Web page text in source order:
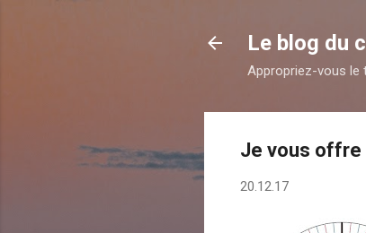
Le blog du
Appropriez-vous le
Je vous offre
20.12.17